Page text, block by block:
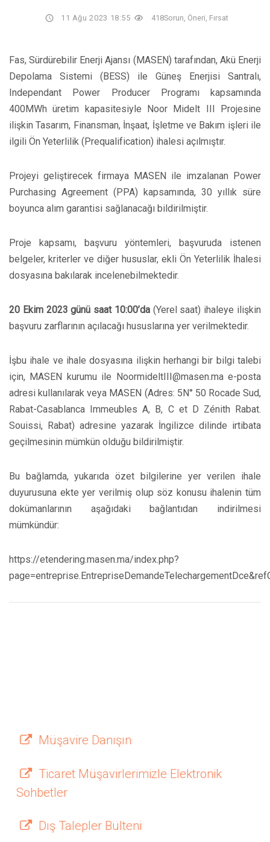
11 Ağu 2023 18:55 418Sorun, Öneri, Fırsat
Fas, Sürdürebilir Enerji Ajansı (MASEN) tarafından, Akü Enerji
Depolama Sistemi (BESS) ile Güneş Enerjisi Santralı,
Independant Power Producer Programı kapsamında
400MWh üretim kapasitesiyle Noor Midelt III Projesine
ilişkin Tasarım, Finansman, İnşaat, İşletme ve Bakım işleri ile
ilgili Ön Yeterlilik (Prequalification) ihalesi açılmıştır.
Projeyi geliştirecek firmaya MASEN ile imzalanan Power
Purchasing Agreement (PPA) kapsamında, 30 yıllık süre
boyunca alım garantisi sağlanacağı bildirilmiştir.
Proje kapsamı, başvuru yöntemleri, başvuruda istenen
belgeler, kriterler ve diğer hususlar, ekli Ön Yeterlilik İhalesi
dosyasına bakılarak incelenebilmektedir.
20 Ekim 2023 günü saat 10:00’da(Yerel saat) ihaleye ilişkin
başvuru zarflarının açılacağı hususlarına yer verilmektedir.
İşbu ihale ve ihale dosyasına ilişkin herhangi bir bilgi talebi
için, MASEN kurumu ile NoormideltIII@masen.ma e-posta
adresi kullanılarak veya MASEN (Adres: 5N° 50 Rocade Sud,
Rabat-Casablanca Immeubles A, B, C et D Zénith Rabat.
Souissi, Rabat) adresine yazarak İngilizce dilinde irtibata
geçilmesinin mümkün olduğu bildirilmiştir.
Bu bağlamda, yukarıda özet bilgilerine yer verilen ihale
duyurusuna ekte yer verilmiş olup söz konusu ihalenin tüm
dokümanlarının aşağıdaki bağlantıdan indirilmesi
mümkündür:
https://etendering.masen.ma/index.php?
Müşavire Danışın
Ticaret Müşavirlerimizle Elektronik
Sohbetler
Dış Talepler Bülteni